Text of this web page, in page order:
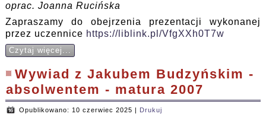
oprac. Joanna Rucińska
Zapraszamy do obejrzenia prezentacji wykonanej
przez uczennice https://liblink.pl/VfgXXh0T7w
Czytaj więcej...
Wywiad z Jakubem Budzyńskim -
absolwentem - matura 2007
Opublikowano: 10 czerwiec 2025 | Drukuj